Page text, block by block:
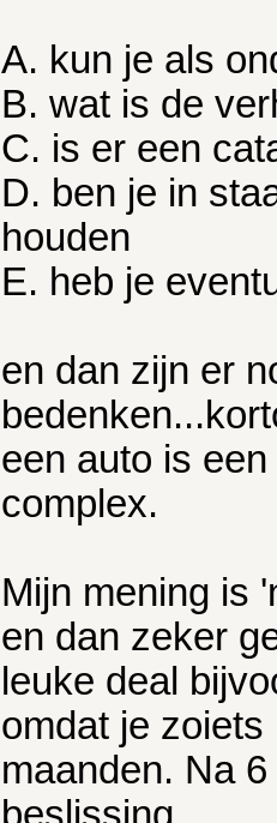
A. kun je als
B. wat is de
C. is er een
D. ben je in
houden
E. heb je
en dan zijn er
een auto is
complex.
Mijn mening is
en dan zeker
leuke deal
omdat je
maanden. Na
beslissing